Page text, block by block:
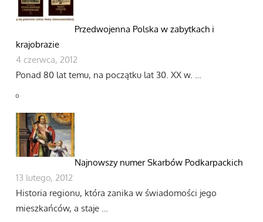
Przedwojenna Polska w zabytkach i
krajobrazie
4 czerwca, 2012
Ponad 80 lat temu, na początku lat 30. XX w. …
Najnowszy numer Skarbów Podkarpackich
13 lutego, 2012
Historia regionu, która zanika w świadomości jego
mieszkańców, a staje …